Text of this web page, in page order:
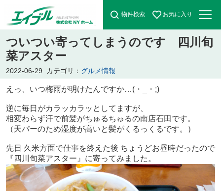
物件検索 お気に入り
ついつい寄ってしまうのです 四川旬
菜アスター
2022-06-29 カテゴリ： グルメ情報
えっ、いつ梅雨が明けたんですか…(・_・;)
逆に毎日がカラッカラッとしてますが、
相変わらず汗で前髪がちゅるちゅるの南店石田です。
（天パーのため湿度が高いと髪がくるっくるです。）
先日 久米方面で仕事を終えた後 ちょうどお昼時だったので
『四川旬菜アスター』に寄ってみました。